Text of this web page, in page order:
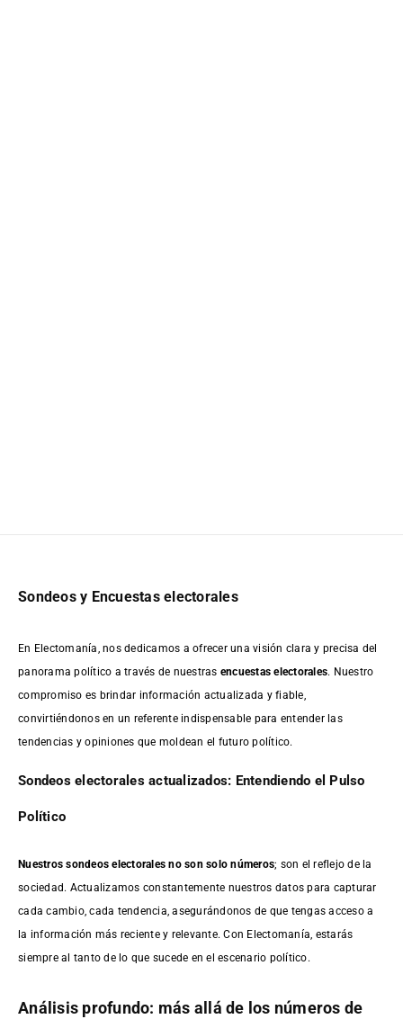
Sondeos y Encuestas electorales
En Electomanía, nos dedicamos a ofrecer una visión clara y precisa del
panorama político a través de nuestras encuestas electorales. Nuestro
compromiso es brindar información actualizada y fiable,
convirtiéndonos en un referente indispensable para entender las
tendencias y opiniones que moldean el futuro político.
Sondeos electorales actualizados: Entendiendo el Pulso
Político
Nuestros sondeos electorales no son solo números; son el reflejo de la
sociedad. Actualizamos constantemente nuestros datos para capturar
cada cambio, cada tendencia, asegurándonos de que tengas acceso a
la información más reciente y relevante. Con Electomanía, estarás
siempre al tanto de lo que sucede en el escenario político.
Análisis profundo: más allá de los números de